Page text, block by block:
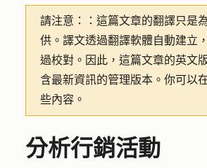
請注意：
：這篇文章的翻譯只是
供。譯文透過翻譯軟體自動建立
過校對。因此，這篇文章的英文
含最新資訊的管理版本。你可以
些內容。
分析行銷活動